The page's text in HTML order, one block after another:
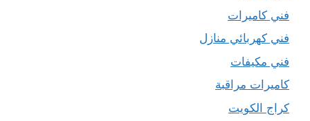
فني كاميرات
فني كهربائي منازل
فني مكيفات
كاميرات مراقبة
كراج الكويت